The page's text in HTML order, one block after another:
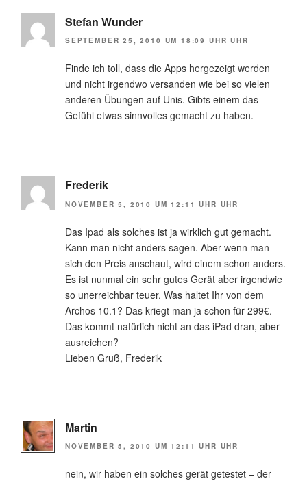
Stefan Wunder
SEPTEMBER 25, 2010 UM 18:09 UHR UHR
Finde ich toll, dass die Apps hergezeigt werden
und nicht irgendwo versanden wie bei so vielen
anderen Übungen auf Unis. Gibts einem das
Gefühl etwas sinnvolles gemacht zu haben.
Frederik
NOVEMBER 5, 2010 UM 12:11 UHR UHR
Das Ipad als solches ist ja wirklich gut gemacht.
Kann man nicht anders sagen. Aber wenn man
sich den Preis anschaut, wird einem schon anders.
Es ist nunmal ein sehr gutes Gerät aber irgendwie
so unerreichbar teuer. Was haltet Ihr von dem
Archos 10.1? Das kriegt man ja schon für 299€.
Das kommt natürlich nicht an das iPad dran, aber
ausreichen?
Lieben Gruß, Frederik
Martin
NOVEMBER 5, 2010 UM 12:11 UHR UHR
nein, wir haben ein solches gerät getestet – der